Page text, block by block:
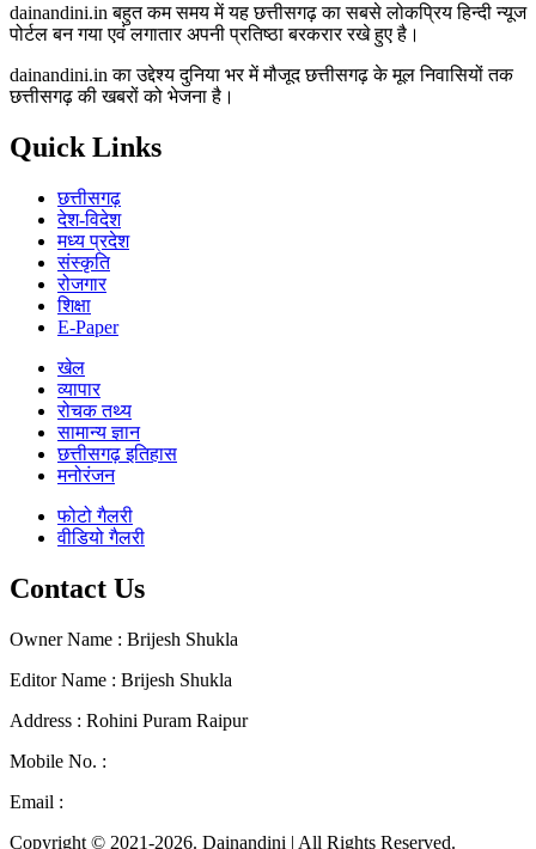
dainandini.in बहुत कम समय में यह छत्तीसगढ़ का सबसे लोकप्रिय हिन्दी न्यूज
पोर्टल बन गया एवं लगातार अपनी प्रतिष्ठा बरकरार रखे हुए है।
dainandini.in का उद्देश्य दुनिया भर में मौजूद छत्तीसगढ़ के मूल निवासियों तक
छत्तीसगढ़ की खबरों को भेजना है।
Quick Links
छत्तीसगढ़
देश-विदेश
मध्य प्रदेश
संस्कृति
रोजगार
शिक्षा
E-Paper
खेल
व्यापार
रोचक तथ्य
सामान्य ज्ञान
छत्तीसगढ़ इतिहास
मनोरंजन
फोटो गैलरी
वीडियो गैलरी
Contact Us
Owner Name : Brijesh Shukla
Editor Name : Brijesh Shukla
Address : Rohini Puram Raipur
Mobile No. :
Email :
Copyright © 2021-2026. Dainandini | All Rights Reserved.